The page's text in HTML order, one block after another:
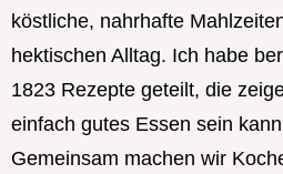
köstliche, nahrhafte
hektischen Alltag. Ich habe
1823 Rezepte geteilt, die
einfach gutes Essen sein
Gemeinsam machen wir